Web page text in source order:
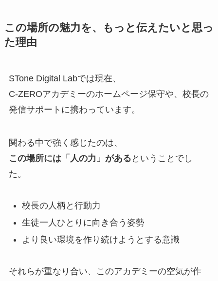
この場所の魅力を、もっと伝えたいと思っ
た理由
STone Digital Labでは現在、
C-ZEROアカデミーのホームページ保守や、校長の
発信サポートに携わっています。
関わる中で強く感じたのは、
この場所には「人の力」がある ということでし
た。
校長の人柄と行動力
生徒一人ひとりに向き合う姿勢
より良い環境を作り続けようとする意識
それらが重なり合い、このアカデミーの空気が作